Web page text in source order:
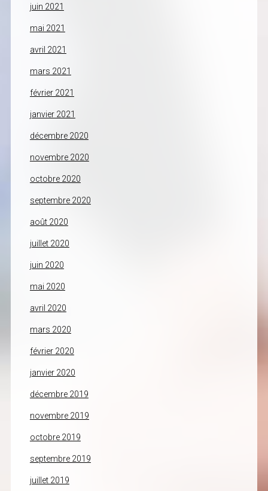
juin 2021
mai 2021
avril 2021
mars 2021
février 2021
janvier 2021
décembre 2020
novembre 2020
octobre 2020
septembre 2020
août 2020
juillet 2020
juin 2020
mai 2020
avril 2020
mars 2020
février 2020
janvier 2020
décembre 2019
novembre 2019
octobre 2019
septembre 2019
juillet 2019